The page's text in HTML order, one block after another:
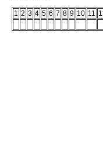
1 2 3 4 5 6 7 8 9 10 11